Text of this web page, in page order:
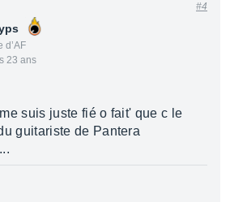
d’AF
23 ans
#4
suis juste fié o fait' que c le
guitariste de Pantera